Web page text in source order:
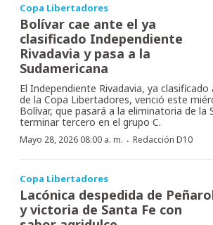
Copa Libertadores
Bolívar cae ante el ya
clasificado Independiente
Rivadavia y pasa a la
Sudamericana
El Independiente Rivadavia, ya
de la Copa Libertadores, venció este
Bolívar, que pasará a la eliminatoria de la
terminar tercero en el grupo C.
Mayo 28, 2026 08:00 a. m. · Redacción D10
Copa Libertadores
Lacónica despedida de
y victoria de Santa Fe con